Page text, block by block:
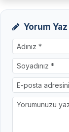
Yorum Yaz